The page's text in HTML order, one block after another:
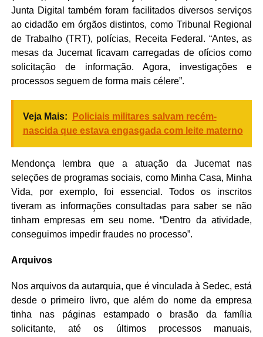
Junta Digital também foram facilitados diversos serviços
ao cidadão em órgãos distintos, como Tribunal Regional
de Trabalho (TRT), polícias, Receita Federal. “Antes, as
mesas da Jucemat ficavam carregadas de ofícios como
solicitação de informação. Agora, investigações e
processos seguem de forma mais célere”.
Veja Mais:
Policiais militares salvam recém-
nascida que estava engasgada com leite materno
Mendonça lembra que a atuação da Jucemat nas
seleções de programas sociais, como Minha Casa, Minha
Vida, por exemplo, foi essencial. Todos os inscritos
tiveram as informações consultadas para saber se não
tinham empresas em seu nome. “Dentro da atividade,
conseguimos impedir fraudes no processo”.
Arquivos
Nos arquivos da autarquia, que é vinculada à Sedec, está
desde o primeiro livro, que além do nome da empresa
tinha nas páginas estampado o brasão da família
solicitante, até os últimos processos manuais,